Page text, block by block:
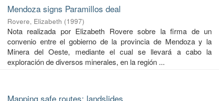
Mendoza signs Paramillos deal
Rovere, Elizabeth (1997)
Nota realizada por Elizabeth Rovere sobre la firma de un
convenio entre el gobierno de la provincia de Mendoza y la
Minera del Oeste, mediante el cual se llevará a cabo la
exploración de diversos minerales, en la región ...
Mapping safe routes: landslides